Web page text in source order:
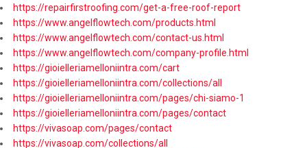
https://repairfirstroofing.com/get-a-free-roof-report
https://www.angelflowtech.com/products.html
https://www.angelflowtech.com/contact-us.html
https://www.angelflowtech.com/company-profile.html
https://gioielleriamelloniintra.com/cart
https://gioielleriamelloniintra.com/collections/all
https://gioielleriamelloniintra.com/pages/chi-siamo-1
https://gioielleriamelloniintra.com/pages/contact
https://vivasoap.com/pages/contact
https://vivasoap.com/collections/all